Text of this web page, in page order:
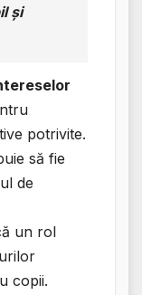
și
potrivite.
să fie
de
un rol
copii.